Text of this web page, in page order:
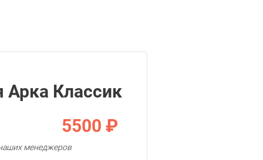
Классик
5500 ₽
менеджеров